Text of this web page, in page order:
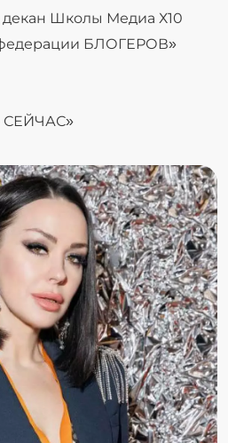
декан Школы Медиа Х10
БЛОГЕРОВ»
СЕЙЧАС»